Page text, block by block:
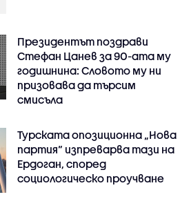
Президентът поздрави
Стефан Цанев за 90-ата му
годишнина: Словото му ни
призовава да търсим
смисъла
Турската опозиционна „Нова
партия“ изпреварва тази на
Ердоган, според
социологическо проучване